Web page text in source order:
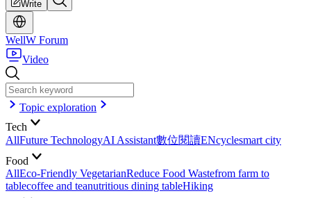
Write
WellW Forum
Video
Topic exploration
Tech
AllFuture TechnologyAI Assistant數位閱讀ENcyclesmart city
Food
AllEco-Friendly VegetarianReduce Food Wastefrom farm to
tablecoffee and teanutritious dining tableHiking